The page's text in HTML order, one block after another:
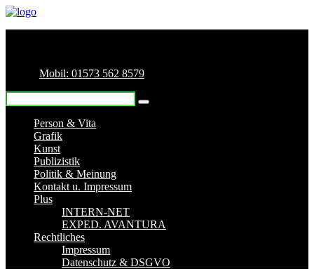
Mobil: 01573 562 8579
Person & Vita
Grafik
Kunst
Publizistik
Politik & Meinung
Kontakt u. Impressum
Plus
INTERN-NET
EXPED. AVANTURA
Rechtliches
Impressum
Datenschutz & DSGVO